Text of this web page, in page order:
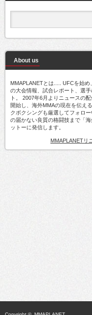
About us
MMAPLANETとは..... UFCを始め
の大会情報、試合レポート、選
ト。 2007年6月よりニュースの
開始し、海外MMAの現在を伝え
クボクシングも厳選してフォロ
の届かない良質の格闘技まで「
ットーに発信します。
MMAPLANETリ